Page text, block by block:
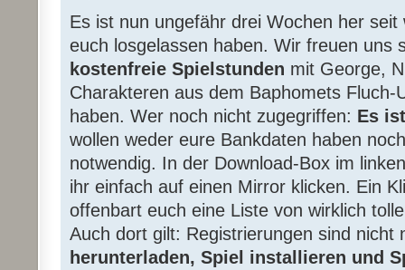
Es ist nun ungefähr drei Wochen her
euch losgelassen haben. Wir freuen uns
kostenfreie Spielstunden mit George,
Charakteren aus dem Baphomets Fluch-
haben. Wer noch nicht zugegriffen: Es
wollen weder eure Bankdaten haben
notwendig. In der Download-Box im
ihr einfach auf einen Mirror klicken. Ein
offenbart euch eine Liste von wirklich
Auch dort gilt: Registrierungen sind nicht
herunterladen, Spiel installieren und